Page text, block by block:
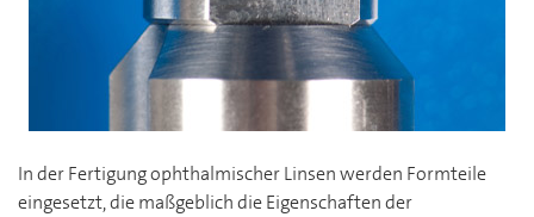
In der Fertigung ophthalmischer Linsen werden Formteile
eingesetzt, die maßgeblich die Eigenschaften der